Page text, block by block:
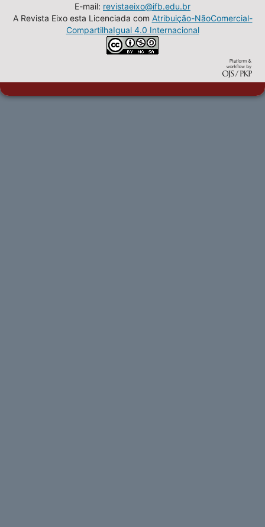
E-mail: revistaeixo@ifb.edu.br
A Revista Eixo esta Licenciada com Atribuição-NãoComercial-
CompartilhaIgual 4.0 Internacional